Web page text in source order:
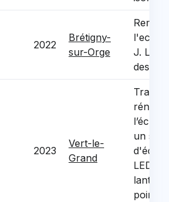
2022
Brétigny-
sur-Orge
J.
des
2023
Vert-le-
Grand
un
LED
points